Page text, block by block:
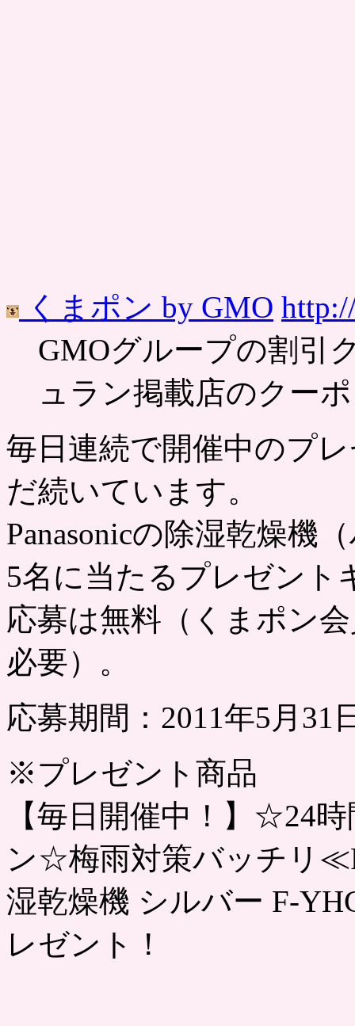
くまポン by GMO
GMOグループの割引
ュラン掲載店のクー
毎日連続で開催中のプ
だ続いています。
Panasonicの除湿乾燥機
5名に当たるプレゼント
応募は無料（くまポン
必要）。
応募期間：2011年5月31
※プレゼント商品
【毎日開催中！】☆24
ン☆梅雨対策バッチリ
湿乾燥機 シルバー F-
レゼント！